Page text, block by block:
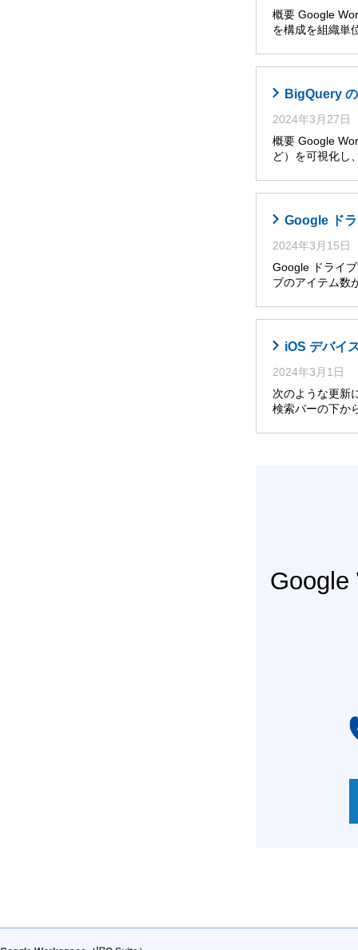
概要 Google
を構成を組織単
BigQuery
2024年3月27日
概要 Google
ど）を可視化し
Google ド
2024年3月15日
Google ドライ
ブのアイテム数
iOS デバイ
2024年3月1日
次のような更新
検索バーの下か
Google